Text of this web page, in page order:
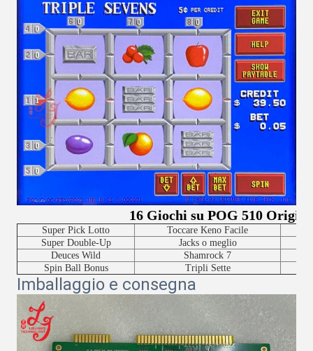
16 Giochi su POG 510
Super Pick Lotto Toccare Keno Facile
Super Double-Up
Jacks o meglio
Deuces Wild
Shamrock 7
Spin Ball Bonus
Tripli Sette
Imballaggio e consegna